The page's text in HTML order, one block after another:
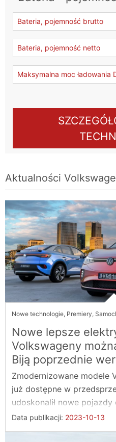
Bateria, pojemność brutto
Bateria, pojemność netto
Maksymalna moc ładowania
Aktualności
Nowe technologie Premiery
Nowe lepsze
Volkswageny
Biją poprzednie
Zmodernizowane modele
już dostępne w
udoskonalił nowe
Data publikacji: 2023-10-13